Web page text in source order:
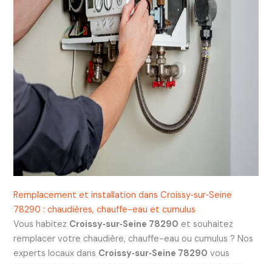
Remplacement et installation dans Croissy‑sur‑Seine
78290 : chaudières, chauffe-eau et cumulus
Vous habitez Croissy‑sur‑Seine 78290 et souhaitez
remplacer votre chaudière, chauffe-eau ou cumulus ? Nos
experts locaux dans Croissy‑sur‑Seine 78290 vous